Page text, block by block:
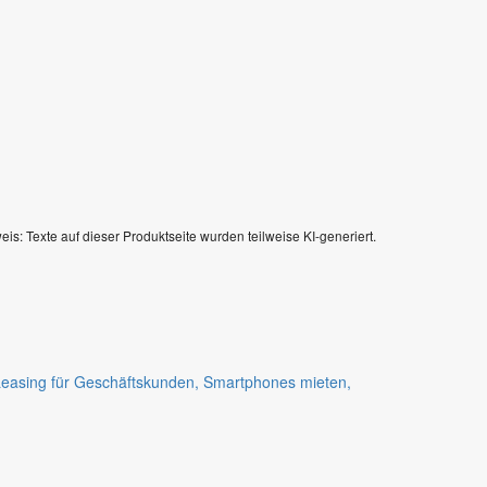
Texte auf dieser Produktseite wurden teilweise KI-generiert.